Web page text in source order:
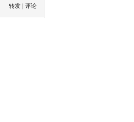
转发
评论